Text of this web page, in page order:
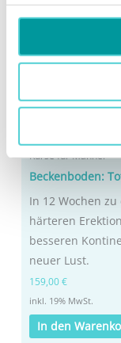
Kurse für Männer
Beckenboden:
In 12 Wochen
härteren
besseren
neuer Lust.
159,00€
inkl. 19% MwSt.
In den